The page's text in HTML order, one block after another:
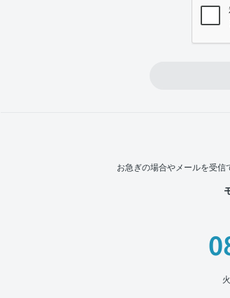
お急ぎの場合やメールを受信